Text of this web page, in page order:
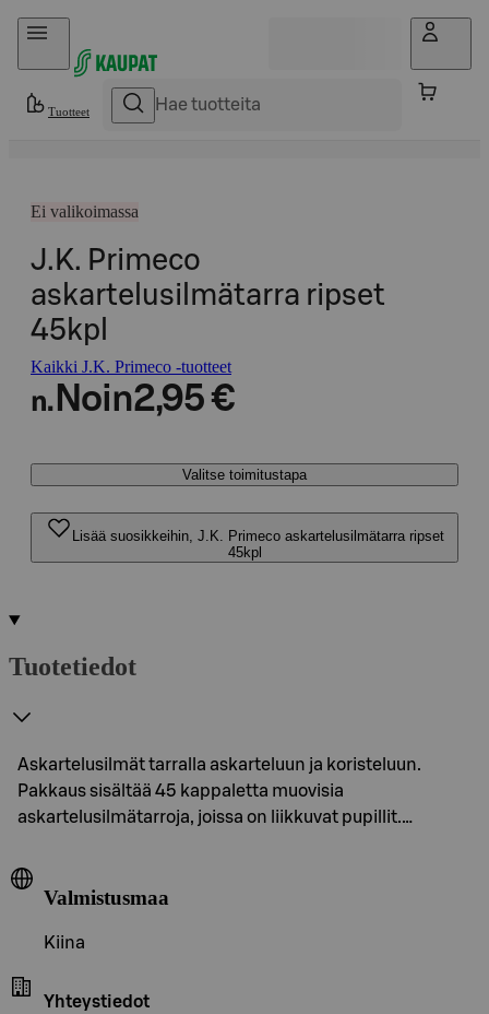
Hyppää sisältöön
Tuotteet
Ei valikoimassa
J.K. Primeco
askartelusilmätarra ripset
45kpl
Kaikki J.K. Primeco -tuotteet
n. Noin2,95 €
Valitse toimitustapa
Lisää suosikkeihin, J.K. Primeco askartelusilmätarra ripset
45kpl
Tuotetiedot
Askartelusilmät tarralla askarteluun ja koristeluun.
Pakkaus sisältää 45 kappaletta muovisia
askartelusilmätarroja, joissa on liikkuvat pupillit.…
Valmistusmaa
Kiina
Yhteystiedot